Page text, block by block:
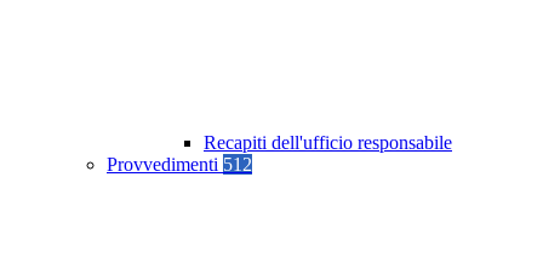
Recapiti dell'ufficio responsabile
Provvedimenti 512